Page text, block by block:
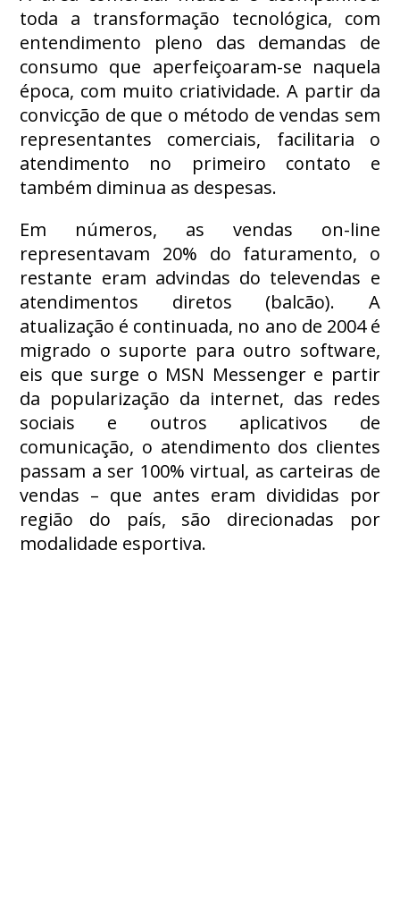
toda a transformação tecnológica, com
entendimento pleno das demandas de
consumo que aperfeiçoaram-se naquela
época, com muito criatividade. A partir da
convicção de que o método de vendas sem
representantes comerciais, facilitaria o
atendimento no primeiro contato e
também diminua as despesas.
Em números, as vendas on-line
representavam 20% do faturamento, o
restante eram advindas do televendas e
atendimentos diretos (balcão). A
atualização é continuada, no ano de 2004 é
migrado o suporte para outro software,
eis que surge o MSN Messenger e partir
da popularização da internet, das redes
sociais e outros aplicativos de
comunicação, o atendimento dos clientes
passam a ser 100% virtual, as carteiras de
vendas – que antes eram divididas por
região do país, são direcionadas por
modalidade esportiva.